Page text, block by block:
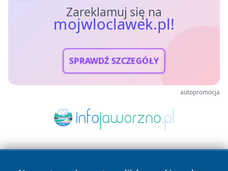
Zareklamuj się na
mojwloclawek.pl!
SPRAWDŹ SZCZEGÓŁY
autopromocja